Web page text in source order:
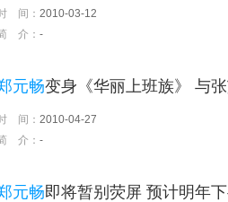
间： 2010-03-12
介： -
元畅变身《华丽上班族》 与
间： 2010-04-27
介： -
元畅即将暂别荧屏 预计明年